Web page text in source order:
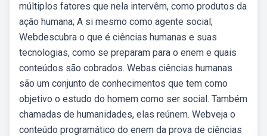
múltiplos fatores que nela intervêm, como produtos da
ação humana; A si mesmo como agente social;
Webdescubra o que é ciências humanas e suas
tecnologias, como se preparam para o enem e quais
conteúdos são cobrados. Webas ciências humanas
são um conjunto de conhecimentos que tem como
objetivo o estudo do homem como ser social. Também
chamadas de humanidades, elas reúnem. Webveja o
conteúdo programático do enem da prova de ciências